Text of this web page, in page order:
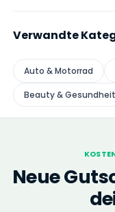
Verwandte
Auto & Motorrad
Beauty & Gesundheit
Neue